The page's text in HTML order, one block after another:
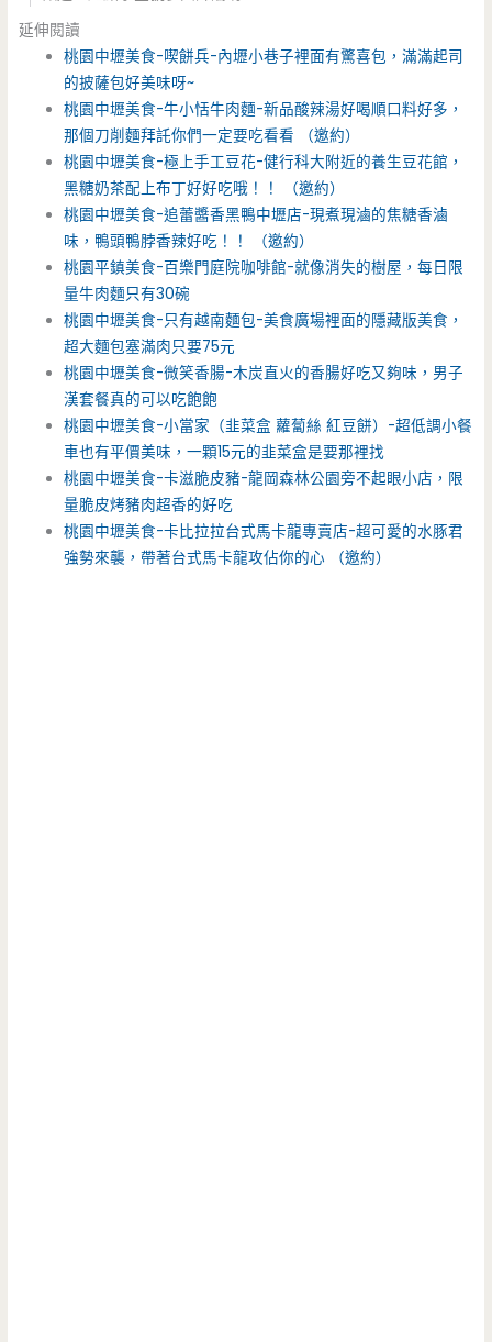
延伸閱讀
桃園中壢美食-喫餅兵-內壢小巷子裡面有驚喜包，滿滿起司
的披薩包好美味呀~
桃園中壢美食-牛小恬牛肉麵-新品酸辣湯好喝順口料好多，
那個刀削麵拜託你們一定要吃看看 （邀約）
桃園中壢美食-極上手工豆花-健行科大附近的養生豆花館，
黑糖奶茶配上布丁好好吃哦！！ （邀約）
桃園中壢美食-追蕾醬香黑鴨中壢店-現煮現滷的焦糖香滷
味，鴨頭鴨脖香辣好吃！！ （邀約）
桃園平鎮美食-百樂門庭院咖啡館-就像消失的樹屋，每日限
量牛肉麵只有30碗
桃園中壢美食-只有越南麵包-美食廣場裡面的隱藏版美食，
超大麵包塞滿肉只要75元
桃園中壢美食-微笑香腸-木炭直火的香腸好吃又夠味，男子
漢套餐真的可以吃飽飽
桃園中壢美食-小當家（韭菜盒 蘿蔔絲 紅豆餅）-超低調小餐
車也有平價美味，一顆15元的韭菜盒是要那裡找
桃園中壢美食-卡滋脆皮豬-龍岡森林公園旁不起眼小店，限
量脆皮烤豬肉超香的好吃
桃園中壢美食-卡比拉拉台式馬卡龍專賣店-超可愛的水豚君
強勢來襲，帶著台式馬卡龍攻佔你的心 （邀約）